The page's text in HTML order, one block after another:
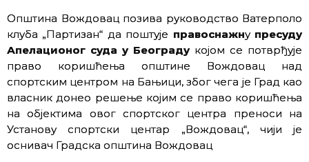
Општина Вождовац позива руководство Ватерполо
клуба „Партизан“ да поштује правоснажну пресуду
Апелационог суда у Београдукојом се потврђује
право коришћења општине Вождовац над
спортским центром на Бањици, због чега је Град као
власник донео решење којим се право коришћења
на објектима овог спортског центра преноси на
Установу спортски центар „Вождовац“, чији је
оснивач Градска општина Вождовац